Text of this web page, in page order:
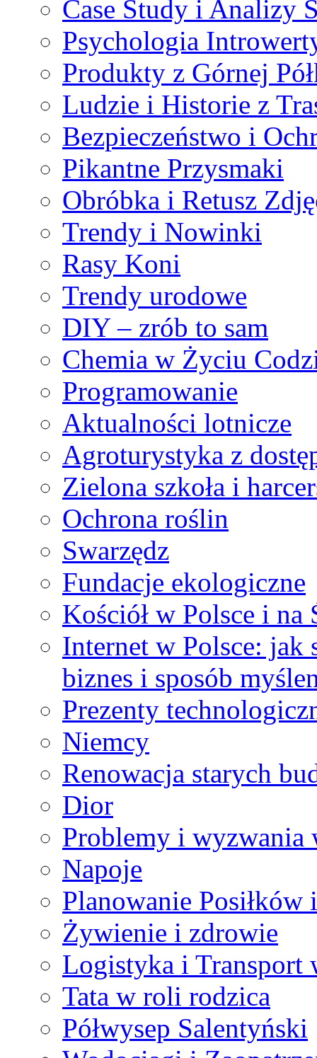
Case Study i Analizy
Psychologia
Produkty z Górnej
Ludzie i Historie z
Bezpieczeństwo i
Pikantne Przysmaki
Obróbka i Retusz
Trendy i Nowinki
Rasy Koni
Trendy urodowe
DIY – zrób to sam
Chemia w Życiu
Programowanie
Aktualności lotnicze
Agroturystyka z
Zielona szkoła i
Ochrona roślin
Swarzędz
Fundacje ekologiczne
Kościół w Polsce i na
Internet w Polsce: jak
biznes i sposób
Prezenty
Niemcy
Renowacja starych
Dior
Problemy i wyzwania
Napoje
Planowanie Posiłków
Żywienie i zdrowie
Logistyka i Transport
Tata w roli rodzica
Półwysep Salentyński